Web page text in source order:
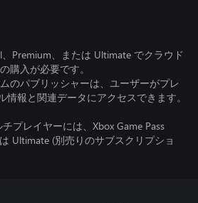
、Premium、または Ultimate でクラウド
購入が必要です。
のパブリッシャーは、ユーザーがプレ
情報と関連データにアクセスできます。
プレイヤーには、Xbox Game Pass
Ultimate (別売りのサブスクリプショ